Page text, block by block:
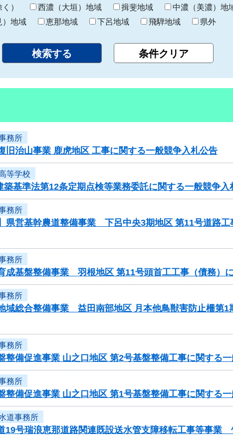
わ
り
） 西濃（大垣）地域 揖斐地域 中濃（美濃）地
）地域 恵那地域 下呂地域 飛騨地域 県外
務所
旧治山事業 鹿虎地区 工事に関する一般競争入札公告
等学校
基準法第12条定期点検等業務委託に関する一般競争入
務所
県営基幹農道整備事業 下呂中央3期地区 第11号道路
務所
成基盤整備事業 羽根地区 第11号頭首工工事（債務）
務所
域総合整備事業 益田南部地区 月本他鳥獣害防止柵第1
務所
整備促進事業 山之口地区 第2号基盤整備工事に関する
務所
整備促進事業 山之口地区 第1号基盤整備工事に関する
道事務所
19号瑞浪恵那道路関連既設送水管支障移転工事等事業